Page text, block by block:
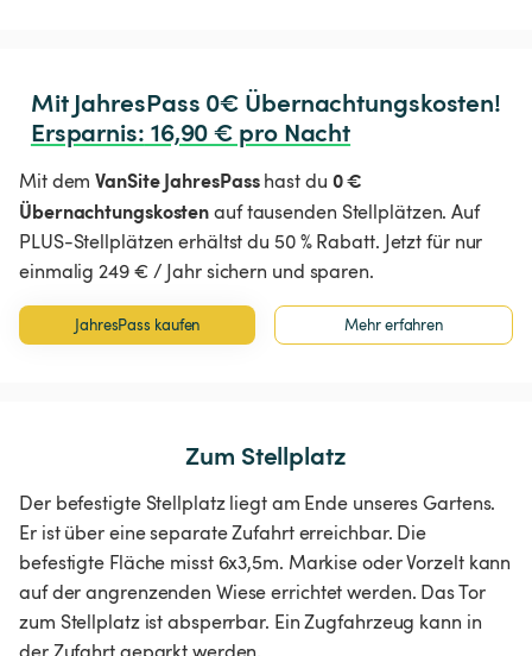
Ersparnis: 16,90 € pro Nacht
Mit demVanSite JahresPasshast du 0 €
Übernachtungskostenauf tausenden Stellplätzen. Auf
PLUS-Stellplätzen erhältst du 50 % Rabatt. Jetzt für nur
einmalig 249 € / Jahr sichern und sparen.
JahresPass kaufen Mehr erfahren
Zum Stellplatz
Der befestigte Stellplatz liegt am Ende unseres Gartens.
Er ist über eine separate Zufahrt erreichbar. Die
befestigte Fläche misst 6x3,5m. Markise oder Vorzelt kann
auf der angrenzenden Wiese errichtet werden. Das Tor
zum Stellplatz ist absperrbar. Ein Zugfahrzeug kann in